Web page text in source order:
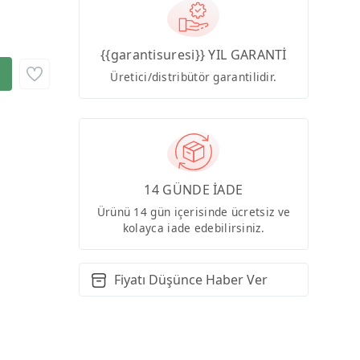
{{garantisuresi}} YIL GARANTİ
Üretici/distribütör garantilidir.
14 GÜNDE İADE
Ürünü 14 gün içerisinde ücretsiz ve
kolayca iade edebilirsiniz.
Fiyatı Düşünce Haber Ver